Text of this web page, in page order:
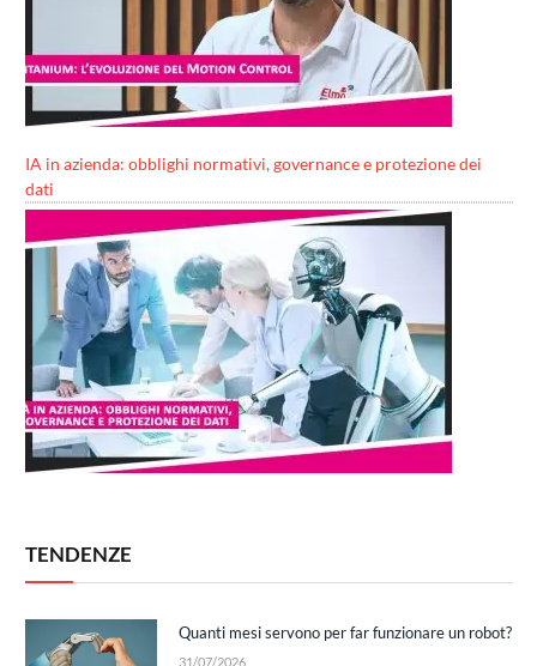
IA in azienda: obblighi normativi, governance e protezione dei
dati
TENDENZE
Quanti mesi servono per far funzionare un robot?
31/07/2026